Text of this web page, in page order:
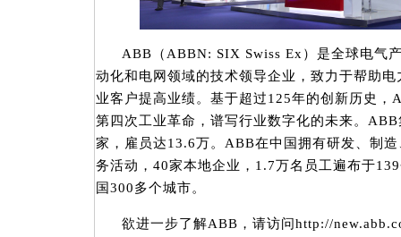
ABB（ABBN: SIX Swiss Ex）是全球电气
动化和电网领域的技术领导企业，致力于帮助
业客户提高业绩。基于超过125年的创新历史，
第四次工业革命，谱写行业数字化的未来。
家，雇员达13.6万。ABB在中国拥有研发、制
务活动，40家本地企业，1.7万名员工遍布于
国300多个城市。
欲进一步了解ABB，请访问http://